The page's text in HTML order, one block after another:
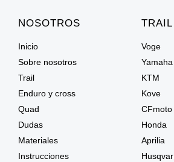
NOSOTROS
Inicio
Sobre nosotros
Trail
Enduro y cross
Quad
Dudas
Materiales
Instrucciones
TRAIL
Voge
Yamaha
KTM
Kove
CFmoto
Honda
Aprilia